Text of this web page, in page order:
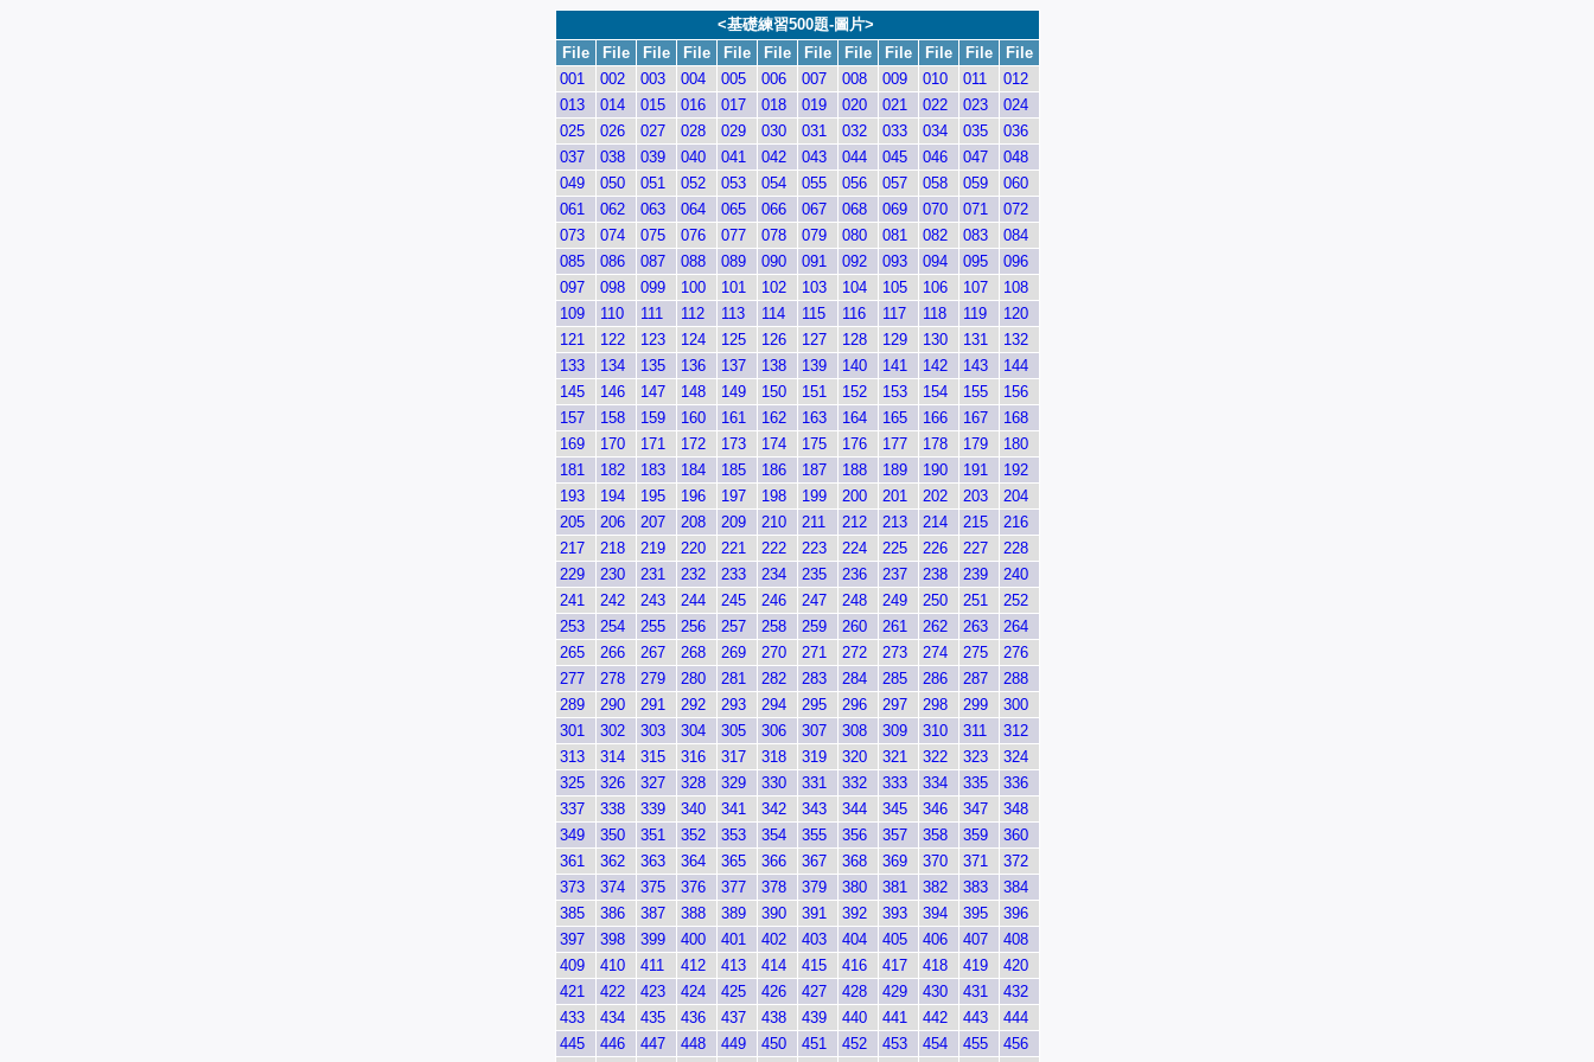
<基礎練習500題-圖片>
File
File File File File File File File File File File
File
001
002 003 004 005 006 007 008 009 010 011
012
013
014 015 016 017 018 019 020 021 022 023
024
025
026 027 028 029 030 031 032 033 034 035
036
037
038 039 040 041 042 043 044 045 046 047
048
049
050 051 052 053 054 055 056 057 058 059
060
061
062 063 064 065 066 067 068 069 070 071
072
073
074 075 076 077 078 079 080 081 082 083
084
085
086 087 088 089 090 091 092 093 094 095
096
097
098 099 100 101 102 103 104 105 106 107
108
109
110 111 112 113 114 115 116 117 118 119
120
121
122 123 124 125 126 127 128 129 130 131
132
133
134 135 136 137 138 139 140 141 142 143
144
145
146 147 148 149 150 151 152 153 154 155
156
157
158 159 160 161 162 163 164 165 166 167
168
169
170 171 172 173 174 175 176 177 178 179
180
181
182 183 184 185 186 187 188 189 190 191
192
193
194 195 196 197 198 199 200 201 202 203
204
205
206 207 208 209 210 211 212 213 214 215
216
217
218 219 220 221 222 223 224 225 226 227
228
229
230 231 232 233 234 235 236 237 238 239
240
241
242 243 244 245 246 247 248 249 250 251
252
253
254 255 256 257 258 259 260 261 262 263
264
265
266 267 268 269 270 271 272 273 274 275
276
277
278 279 280 281 282 283 284 285 286 287
288
289
290 291 292 293 294 295 296 297 298 299
300
301
302 303 304 305 306 307 308 309 310 311
312
313
314 315 316 317 318 319 320 321 322 323
324
325
326 327 328 329 330 331 332 333 334 335
336
337
338 339 340 341 342 343 344 345 346 347
348
349
350 351 352 353 354 355 356 357 358 359
360
361
362 363 364 365 366 367 368 369 370 371
372
373
374 375 376 377 378 379 380 381 382 383
384
385
386 387 388 389 390 391 392 393 394 395
396
397
398 399 400 401 402 403 404 405 406 407
408
409
410 411 412 413 414 415 416 417 418 419
420
421
422 423 424 425 426 427 428 429 430 431
432
433
434 435 436 437 438 439 440 441 442 443
444
445
446 447 448 449 450 451 452 453 454 455
456